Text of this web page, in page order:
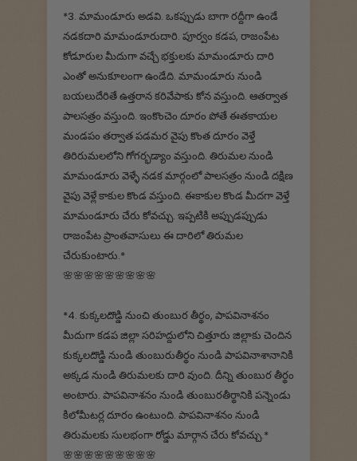
*3. మామండూరు అడవి. ఒకప్పుడు బాగా రద్దీగా ఉండే
నడకదారి మామండూరుదారి. పూర్వం కడప, రాజంపేట
కోడూరుల మీదుగా వచ్చే భక్తులకు మామండూరు దారి
ఎంతో అనుకూలంగా ఉండేది. మామండూరు నుండి
బయలుదేరితే ఉత్తరాన కరివేపాకు కోన వస్తుంది. ఆతర్వాత
పాలసత్రం వస్తుంది. ఇంకొంచెం దూరం పోతే ఈతకాయల
మండపం తర్వాత పడమర వైపు కొంత దూరం వెళ్తే
తిరిరుమలలోని గోగర్భడ్యాం వస్తుంది. తిరుమల నుండి
మామండూరు వెళ్ళే నడక మార్గంలో పాలసత్రం నుండి దక్షిణ
వైపు వెళ్లే కాకుల కొండ వస్తుంది. ఈకాకుల కొండ మీదగా వెళ్తే
మామండూరు చేరు కోవచ్చు. ఇప్పటికి అప్పుడప్పుడు
రాజంపేట ప్రాంతవాసులు ఈ దారిలో తిరుమల
చేరుకుంటారు.*
🌸🌸🌸🌸🌸🌸🌸🌸🌸
*4. కుక్కలదొడ్డి నుంచి తుంబుర తీర్థం, పాపవినాశనం
మీదుగా కడప జిల్లా సరిహద్దులోని చిత్తూరు జిల్లాకు చెందిన
కుక్కలదొడ్డి నుండి తుంబురుతీర్థం నుండి పాపవినాశానానికి
అక్కడ నుండి తిరుమలకు దారి వుంది. దీన్ని తుంబుర తీర్థం
అంటారు. పాపవినాశనం నుండి తుంబురతీర్థానికి పన్నెండు
కిలోమీటర్ల దూరం ఉంటుంది. పాపవినాశనం నుండి
తిరుమలకు సులభంగా రోడ్డు మార్గాన చేరు కోవచ్చు.*
🌸🌸🌸🌸🌸🌸🌸🌸🌸